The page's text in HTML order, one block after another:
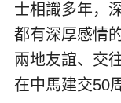
士相識多年，
都有深厚感情
兩地友誼、交
在中馬建交50